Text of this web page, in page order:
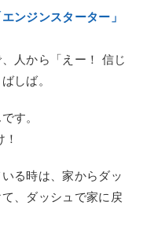
ンジンスターター」
人から「えー！ 信じ
しば。
す。
る時は、家からダッ
、ダッシュで家に戻